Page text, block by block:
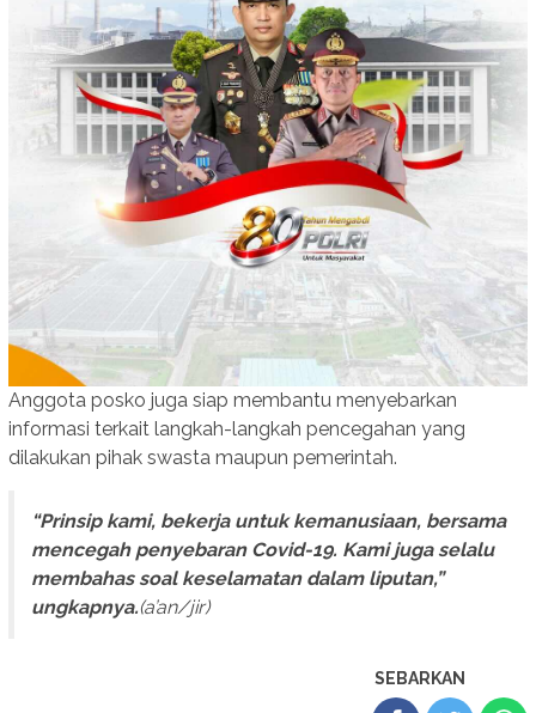
Anggota posko juga siap membantu menyebarkan
informasi terkait langkah-langkah pencegahan yang
dilakukan pihak swasta maupun pemerintah.
“Prinsip kami, bekerja untuk kemanusiaan, bersama
mencegah penyebaran Covid-19. Kami juga selalu
membahas soal keselamatan dalam liputan,”
ungkapnya.(a’an/jir)
SEBARKAN